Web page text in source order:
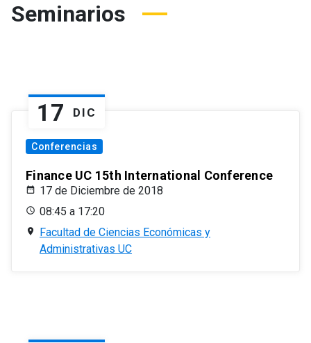
Seminarios
17 DIC
Conferencias
Finance UC 15th International Conference
17 de Diciembre de 2018
08:45 a 17:20
Facultad de Ciencias Económicas y
Administrativas UC